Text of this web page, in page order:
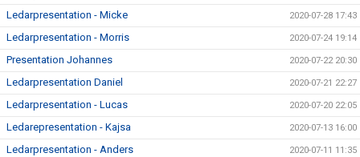
Ledarpresentation - Micke 2020-07-28 17:43
Ledarpresentation - Morris 2020-07-24 19:14
Presentation Johannes 2020-07-22 20:30
Ledarpresentation Daniel 2020-07-21 22:27
Ledarpresentation - Lucas 2020-07-20 22:05
Ledarepresentation - Kajsa 2020-07-13 16:00
Ledarpresentation - Anders 2020-07-11 11:35